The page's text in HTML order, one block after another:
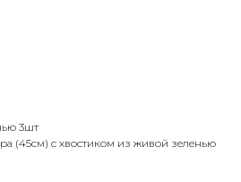
3шт
(45см) с хвостиком из живой зеленью